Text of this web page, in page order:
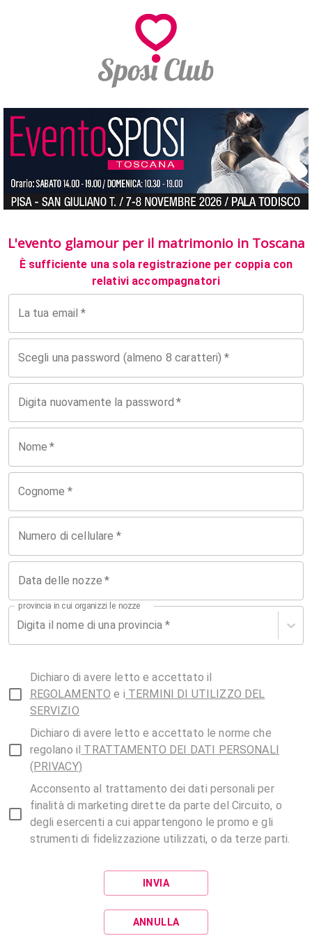
L'evento glamour per il matrimonio in Toscana
È sufficiente una sola registrazione per coppia con
relativi accompagnatori
La tua email *
Scegli una password (almeno 8 caratteri) *
Digita nuovamente la password *
Nome *
Cognome *
Numero di cellulare *
Data delle nozze *
provincia in cui organizzi le nozze
Digita il nome di una provincia *
Dichiaro di avere letto e accettato il
REGOLAMENTO e i TERMINI DI UTILIZZO DEL
SERVIZIO
Dichiaro di avere letto e accettato le norme che
regolano il TRATTAMENTO DEI DATI PERSONALI
(PRIVACY)
Acconsento al trattamento dei dati personali per
finalità di marketing dirette da parte del Circuito, o
degli esercenti a cui appartengono le promo e gli
strumenti di fidelizzazione utilizzati, o da terze parti.
INVIA
ANNULLA